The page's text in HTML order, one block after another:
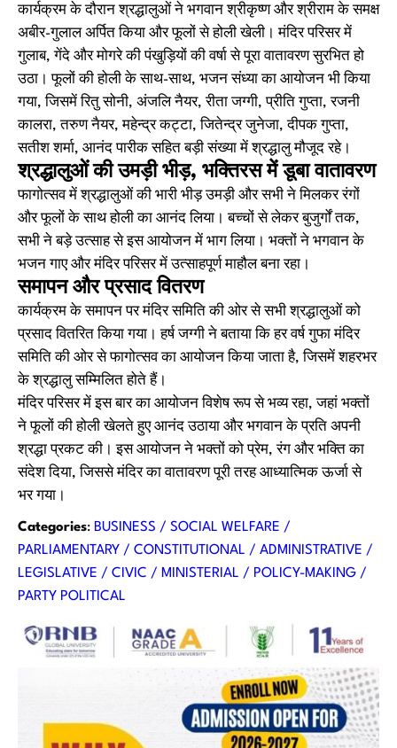
कार्यक्रम के दौरान श्रद्धालुओं ने भगवान श्रीकृष्ण और श्रीराम के समक्ष
अबीर-गुलाल अर्पित किया और फूलों से होली खेली। मंदिर परिसर में
गुलाब, गेंदे और मोगरे की पंखुड़ियों की वर्षा से पूरा वातावरण सुरभित हो
उठा। फूलों की होली के साथ-साथ, भजन संध्या का आयोजन भी किया
गया, जिसमें रितु सोनी, अंजलि नैयर, रीता जग्गी, प्रीति गुप्ता, रजनी
कालरा, तरुण नैयर, महेन्द्र कट्टा, जितेन्द्र जुनेजा, दीपक गुप्ता,
सतीश शर्मा, आनंद पारीक सहित बड़ी संख्या में श्रद्धालु मौजूद रहे।
श्रद्धालुओं की उमड़ी भीड़, भक्तिरस में डूबा वातावरण
फागोत्सव में श्रद्धालुओं की भारी भीड़ उमड़ी और सभी ने मिलकर रंगों
और फूलों के साथ होली का आनंद लिया। बच्चों से लेकर बुजुर्गों तक,
सभी ने बड़े उत्साह से इस आयोजन में भाग लिया। भक्तों ने भगवान के
भजन गाए और मंदिर परिसर में उत्साहपूर्ण माहौल बना रहा।
समापन और प्रसाद वितरण
कार्यक्रम के समापन पर मंदिर समिति की ओर से सभी श्रद्धालुओं को
प्रसाद वितरित किया गया। हर्ष जग्गी ने बताया कि हर वर्ष गुफा मंदिर
समिति की ओर से फागोत्सव का आयोजन किया जाता है, जिसमें शहरभर
के श्रद्धालु सम्मिलित होते हैं।
मंदिर परिसर में इस बार का आयोजन विशेष रूप से भव्य रहा, जहां भक्तों
ने फूलों की होली खेलते हुए आनंद उठाया और भगवान के प्रति अपनी
श्रद्धा प्रकट की। इस आयोजन ने भक्तों को प्रेम, रंग और भक्ति का
संदेश दिया, जिससे मंदिर का वातावरण पूरी तरह आध्यात्मिक ऊर्जा से
भर गया।
Categories: BUSINESS / SOCIAL WELFARE /
PARLIAMENTARY / CONSTITUTIONAL / ADMINISTRATIVE /
LEGISLATIVE / CIVIC / MINISTERIAL / POLICY-MAKING /
PARTY POLITICAL